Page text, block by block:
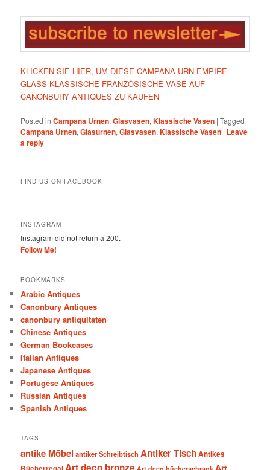
KLICKEN SIE HIER, UM DIESE CAMPANA URN EMPIRE
GLASS KLASSISCHE FRANZÖSISCHE VASE AUF
CANONBURY ANTIQUES ZU KAUFEN
Posted in Campana Urnen,Glasvasen,Klassische Vasen |Tagged
Campana Urnen,Glasurnen,Glasvasen,Klassische Vasen | Leave
a reply
FIND US ON FACEBOOK
INSTAGRAM
Instagram did not return a 200.
Follow Me!
BOOKMARKS
Arabic Antiques
Canonbury Antiques
canonbury antiquitaten
Chinese Antiques
German Bookcases
Italian Antiques
Japanese Antiques
Portugese Antiques
Russian Antiques
Spanish Antiques
TAGS
antike Möbel antiker Schreibtisch Antiker TischAntikes